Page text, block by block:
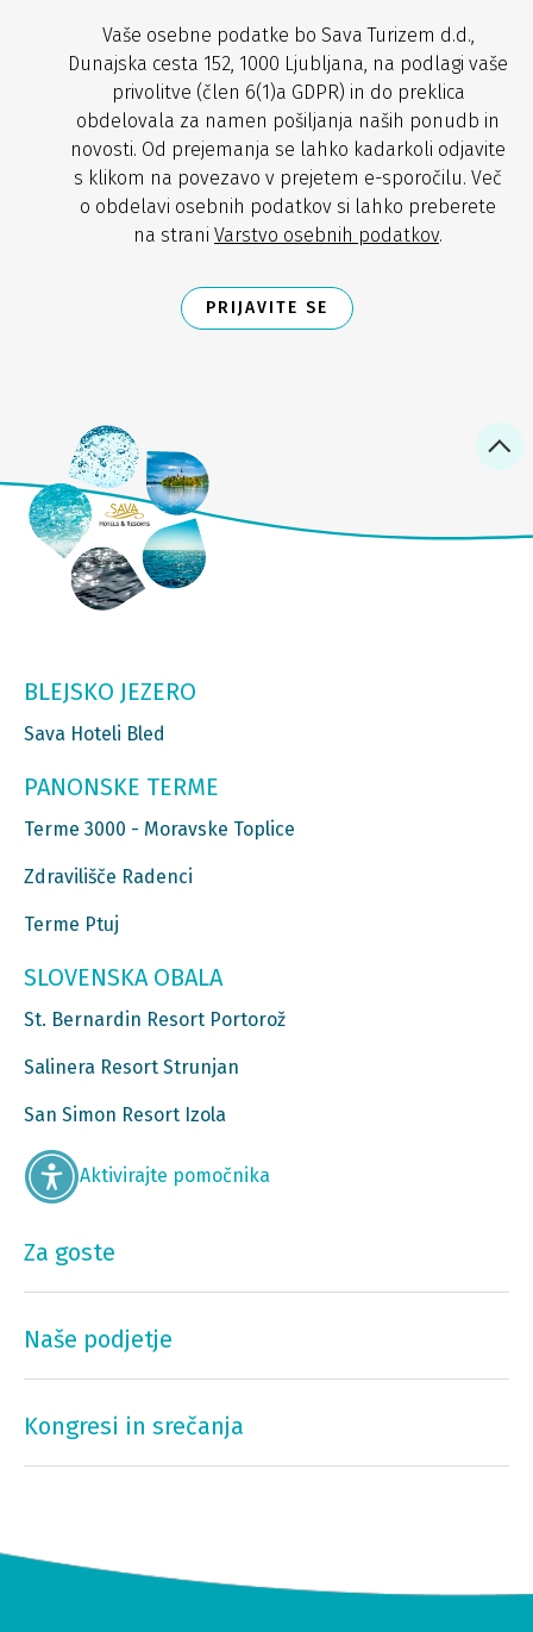
Vaše osebne podatke bo Sava Turizem d.d.,
Dunajska cesta 152, 1000 Ljubljana, na podlagi vaše
privolitve (člen 6(1)a GDPR) in do preklica
obdelovala za namen pošiljanja naših ponudb in
novosti. Od prejemanja se lahko kadarkoli odjavite
s klikom na povezavo v prejetem e-sporočilu. Več
o obdelavi osebnih podatkov si lahko preberete
na strani Varstvo osebnih podatkov.
PRIJAVITE SE
BLEJSKO JEZERO
Sava Hoteli Bled
PANONSKE TERME
Terme 3000 - Moravske Toplice
Zdravilišče Radenci
Terme Ptuj
SLOVENSKA OBALA
St. Bernardin Resort Portorož
Salinera Resort Strunjan
San Simon Resort Izola
Aktivirajte pomočnika
Za goste
Naše podjetje
Kongresi in srečanja